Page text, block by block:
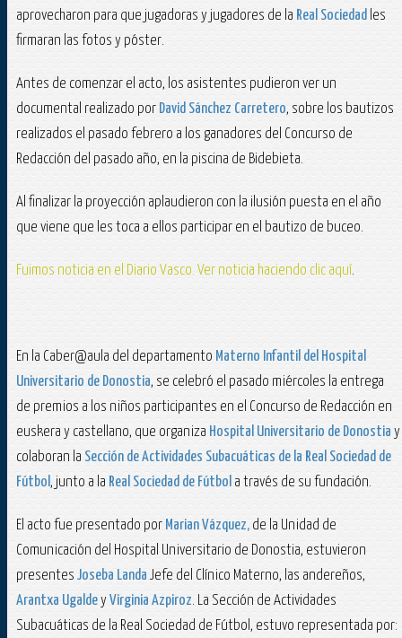
aprovecharon para que jugadoras y jugadores de la Real Sociedad les
firmaran las fotos y póster.
Antes de comenzar el acto, los asistentes pudieron ver un
documental realizado por David Sánchez Carretero, sobre los bautizos
realizados el pasado febrero a los ganadores del Concurso de
Redacción del pasado año, en la piscina de Bidebieta.
Al finalizar la proyección aplaudieron con la ilusión puesta en el año
que viene que les toca a ellos participar en el bautizo de buceo.
Fuimos noticia en el Diario Vasco. Ver noticia haciendo clic aquí.
En la Caber@aula del departamento Materno Infantil del Hospital
Universitario de Donostia, se celebró el pasado miércoles la entrega
de premios a los niños participantes en el Concurso de Redacción en
euskera y castellano, que organiza Hospital Universitario de Donostia y
colaboran la Sección de Actividades Subacuáticas de la Real Sociedad de
Fútbol , junto a la Real Sociedad de Fútbol a través de su fundación.
El acto fue presentado por Marian Vázquez, de la Unidad de
Comunicación del Hospital Universitario de Donostia, estuvieron
presentes Joseba Landa Jefe del Clínico Materno, las andereños,
Arantxa Ugaldey Virginia Azpiroz. La Sec­ción de Actividades
Subacuáticas de la Real Sociedad de Fútbol, estuvo representada por: